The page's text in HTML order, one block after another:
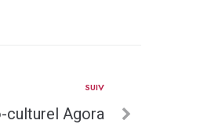
SUIV
culturel Agora